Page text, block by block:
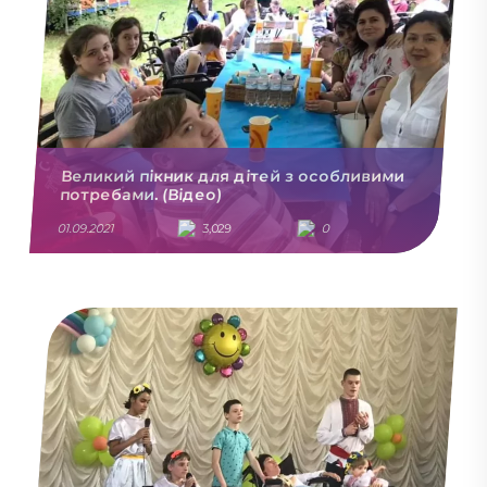
Великий пікник для дітей з особливими
потребами. (Відео)
01.09.2021 3,029 0